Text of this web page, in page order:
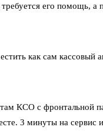
его помощь,
как сам кассовый
КСО с фронтальной
3 минуты на сервис